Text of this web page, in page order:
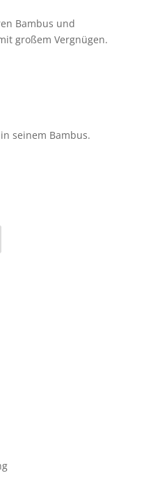
Bambus und
großem Vergnügen.
seinem Bambus.